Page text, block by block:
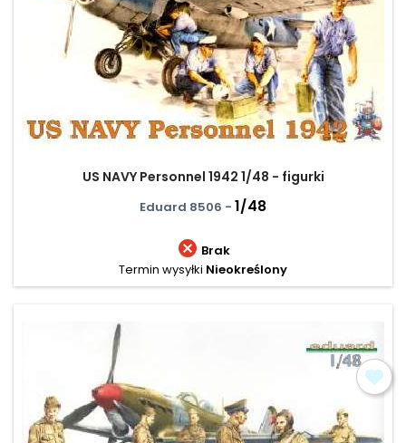
US NAVY Personnel 1942 1/48 - figurki
Eduard 8506 - 1/48
 Brak
Termin wysyłki Nieokreślony